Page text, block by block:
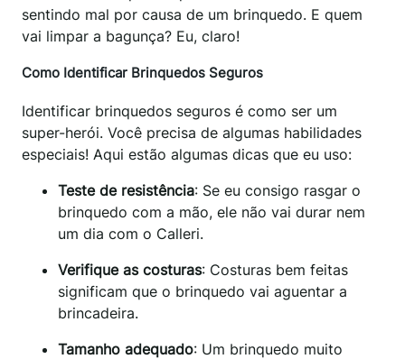
sentindo mal por causa de um brinquedo. E quem
vai limpar a bagunça? Eu, claro!
Como Identificar Brinquedos Seguros
Identificar brinquedos seguros é como ser um
super-herói. Você precisa de algumas habilidades
especiais! Aqui estão algumas dicas que eu uso:
Teste de resistência: Se eu consigo rasgar o
brinquedo com a mão, ele não vai durar nem
um dia com o Calleri.
Verifique as costuras: Costuras bem feitas
significam que o brinquedo vai aguentar a
brincadeira.
Tamanho adequado: Um brinquedo muito